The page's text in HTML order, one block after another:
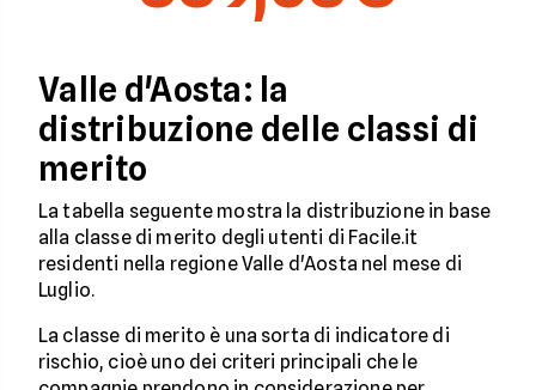
Valle d'Aosta: la
distribuzione delle classi di
merito
La tabella seguente mostra la distribuzione in base
alla classe di merito degli utenti di Facile.it
residenti nella regione Valle d'Aosta nel mese di
Luglio.
La classe di merito è una sorta di indicatore di
rischio, cioè uno dei criteri principali che le